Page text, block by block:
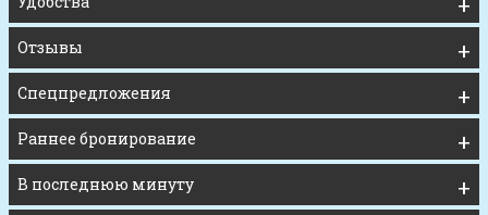
Отзывы
Спецпредложения
Раннее бронирование
В последнюю минуту